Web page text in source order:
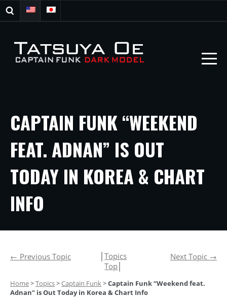
CAPTAIN FUNK “WEEKEND
FEAT. ADNAN” IS OUT
TODAY IN KOREA & CHART
INFO
← Previous Topic │Topics
Top
Next Topic →
Home>Topics>Captain Funk>Captain Funk “Weekend feat.
Adnan” is Out Today in Korea & Chart Info